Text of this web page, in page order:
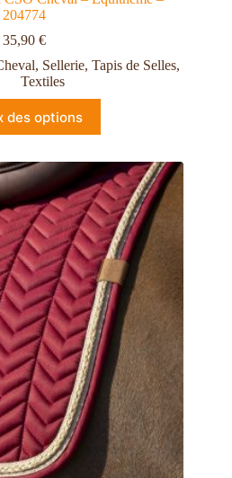
204774
35,90€
, Sellerie,Tapis de Selles,
Textiles
des options